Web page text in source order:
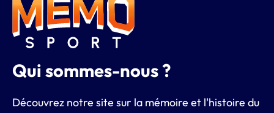
Qui sommes-nous ?
Découvrez notre site sur la mémoire et l'histoire du